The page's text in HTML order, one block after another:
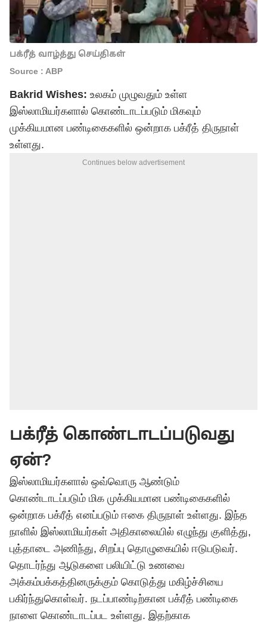
பக்ரீத் வாழ்த்து செய்திகள்
Source : ABP
Bakrid Wishes: உலகம் முழுவதும் உள்ள
இஸ்லாமியர்களால் கொண்டாடப்படும் மிகவும்
முக்கியமான பண்டிகைகளில் ஒன்றாக பக்ரீத் திருநாள்
உள்ளது.
Continues below advertisement
பக்ரீத் கொண்டாடப்படுவது
ஏன்?
இஸ்லாமியர்களால் ஒவ்வொரு ஆண்டும்
கொண்டாடப்படும் மிக முக்கியமான பண்டிகைகளில்
ஒன்றாக பக்ரீத் எனப்படும் ஈகை திருநாள் உள்ளது. இந்த
நாளில் இஸ்லாமியர்கள் அதிகாலையில் எழுந்து குளித்து,
புத்தாடை அணிந்து, சிறப்பு தொழுகையில் ஈடுபடுவர்.
தொடர்ந்து ஆடுகளை பலியிட்டு உணவை
அக்கம்பக்கத்தினருக்கும் கொடுத்து மகிழ்ச்சியை
பகிர்ந்துகொள்வர். நடப்பாண்டிற்கான பக்ரீத் பண்டிகை
நாளை கொண்டாடப்பட உள்ளது. இதற்காக